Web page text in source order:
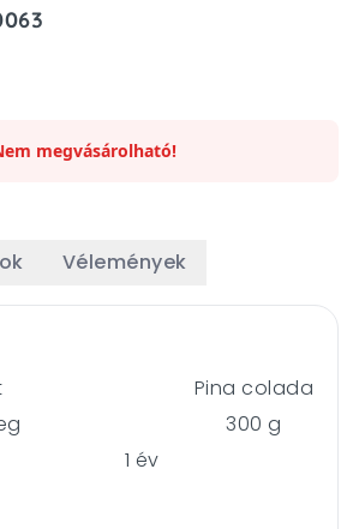
megvásárolható!
Vélemények
Pina colada
300 g
1 év